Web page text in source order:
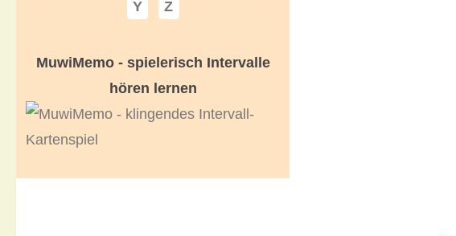
Y
Z
MuwiMemo - spielerisch Intervalle
hören lernen